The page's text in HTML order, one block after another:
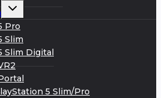
Развернуть
меню
Pro
Slim
Slim Digital
5 Slim/Pro